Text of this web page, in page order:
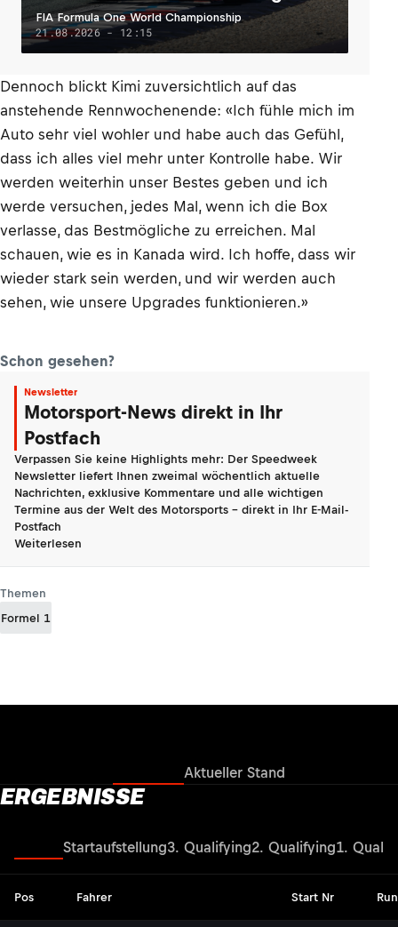
FIA Formula One World Championship
21.08.2026 - 12:15
Dennoch blickt Kimi zuversichtlich auf das
anstehende Rennwochenende: «Ich fühle mich im
Auto sehr viel wohler und habe auch das Gefühl,
dass ich alles viel mehr unter Kontrolle habe. Wir
werden weiterhin unser Bestes geben und ich
werde versuchen, jedes Mal, wenn ich die Box
verlasse, das Bestmögliche zu erreichen. Mal
schauen, wie es in Kanada wird. Ich hoffe, dass wir
wieder stark sein werden, und wir werden auch
sehen, wie unsere Upgrades funktionieren.»
Schon gesehen?
Newsletter
Motorsport-News direkt in Ihr
Postfach
Verpassen Sie keine Highlights mehr: Der Speedweek
Newsletter liefert Ihnen zweimal wöchentlich aktuelle
Nachrichten, exklusive Kommentare und alle wichtigen
Termine aus der Welt des Motorsports - direkt in Ihr E-Mail-
Postfach
Weiterlesen
Themen
Formel 1
Aktueller Stand
ERGEBNISSE
Startaufstellung3. Qualifying2. Qualifying1.
Pos Fahrer Start Nr